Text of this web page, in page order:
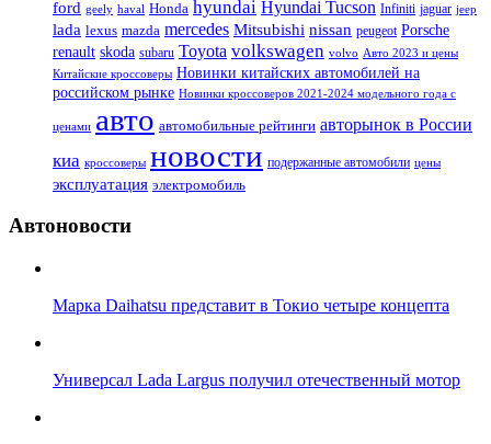
ford geely haval Honda hyundai Hyundai Tucson Infiniti jaguar jeep
lada lexus mazda mercedes Mitsubishi nissan peugeot Porsche
renault skoda subaru Toyota volkswagen volvo Авто 2023 и цены
Китайские кроссоверы Новинки китайских автомобилей на
российском рынке Новинки кроссоверов 2021-2024 модельного года с
ценами авто автомобильные рейтинги авторынок в России
киа кроссоверы новости подержанные автомобили цены
эксплуатация электромобиль
Автоновости
Марка Daihatsu представит в Токио четыре концепта
Универсал Lada Largus получил отечественный мотор